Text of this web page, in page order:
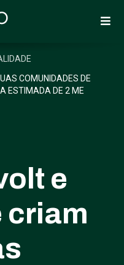
COMUNIDADES DE
ESTIMADA DE 2 ME
e
criam